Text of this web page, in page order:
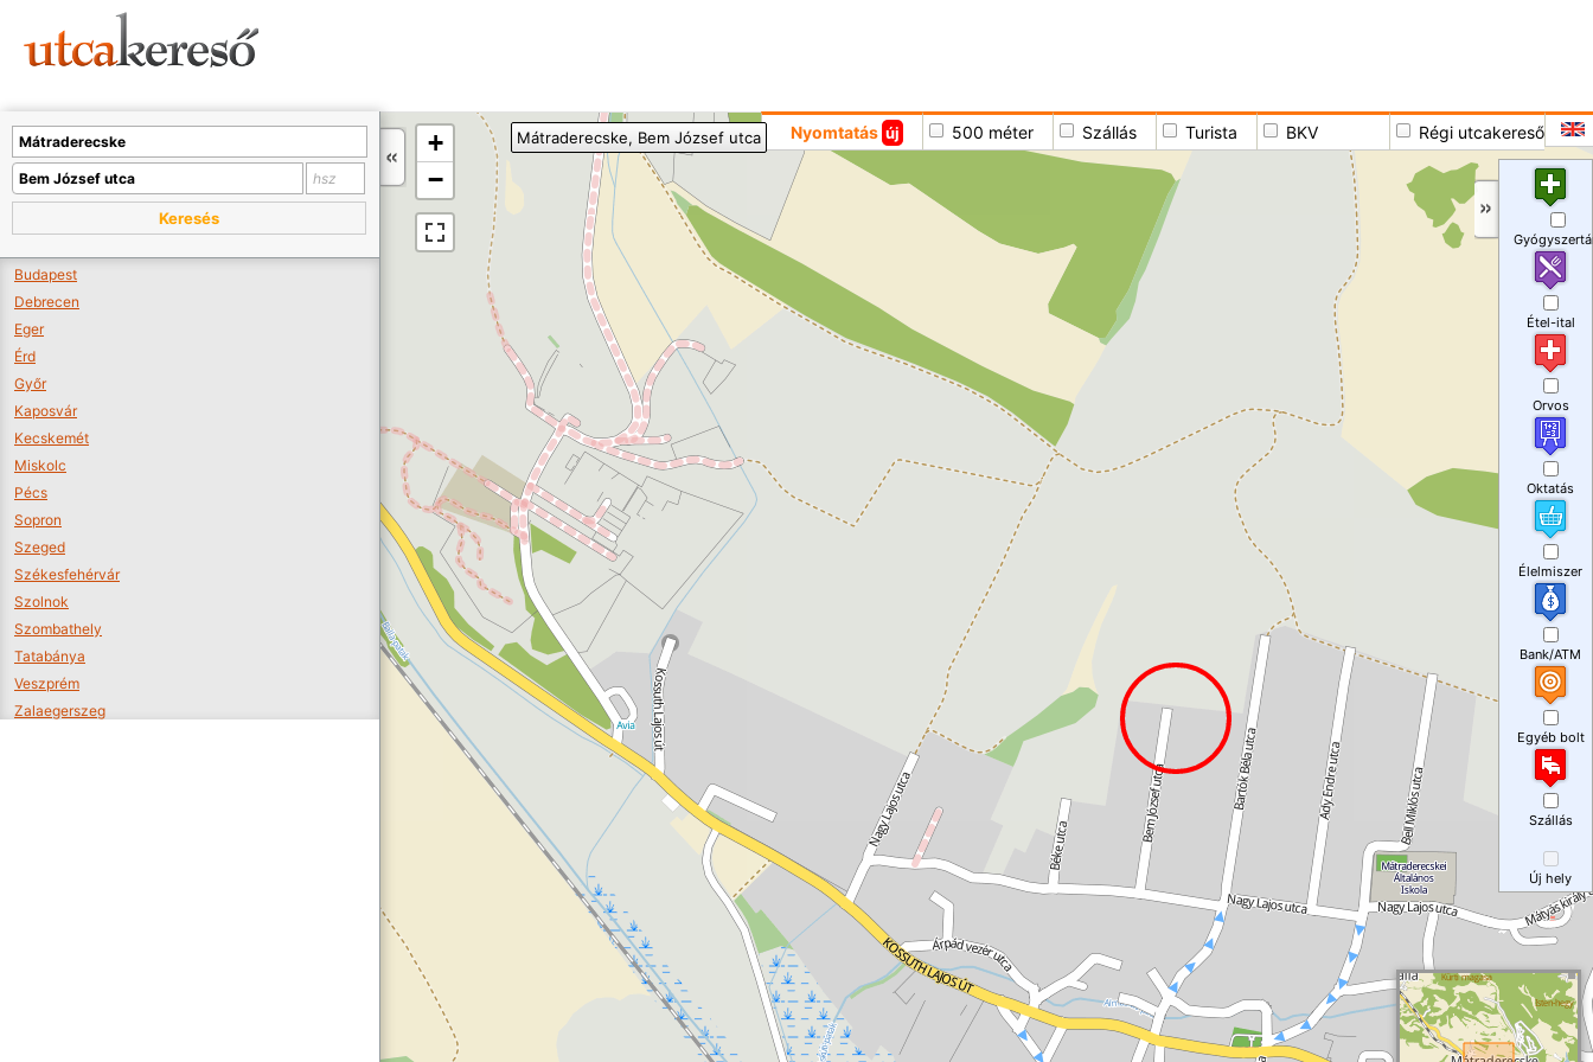
+
−
Nyomtatás új 500 méter Szállás Turista BKV Régi utcakereső
Mátraderecske, Bem József utca
Keresés
Budapest
Debrecen
Eger
Érd
Győr
Kaposvár
Kecskemét
Miskolc
Pécs
Sopron
Szeged
Székesfehérvár
Szolnok
Szombathely
Tatabánya
Veszprém
Zalaegerszeg
Étel-ital
Orvos
Oktatás
Élelmiszer
Bank/ATM
Egyéb bolt
Szállás
Új hely
A térképet kicsinyíteni kell, hogy látszódjanak a boltok.
Boltok látszódjanak >>